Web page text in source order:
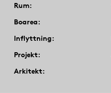
Rum
Boarea
Inflyttning
Projekt
Arkitekt